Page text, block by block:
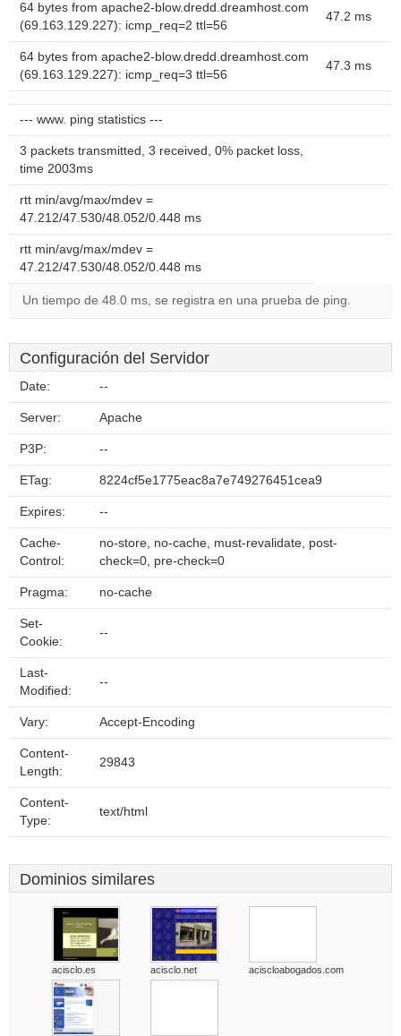
64 bytes from apache2-blow.dredd.dreamhost.com
(69.163.129.227): icmp_req=2 ttl=56
47.2 ms
64 bytes from apache2-blow.dredd.dreamhost.com
(69.163.129.227): icmp_req=3 ttl=56
47.3 ms
--- www. ping statistics ---
3 packets transmitted, 3 received, 0% packet loss,
time 2003ms
rtt min/avg/max/mdev =
47.212/47.530/48.052/0.448 ms
rtt min/avg/max/mdev =
47.212/47.530/48.052/0.448 ms
Un tiempo de 48.0 ms, se registra en una prueba de ping.
Configuración del Servidor
Date: --
Server: Apache
P3P: --
ETag: 8224cf5e1775eac8a7e749276451cea9
Expires: --
Cache-
Control:
no-store, no-cache, must-revalidate, post-
check=0, pre-check=0
Pragma: no-cache
Set-
Cookie:
--
Last-
Modified:
--
Vary: Accept-Encoding
Content-
Length:
29843
Content-
Type:
text/html
Dominios similares
acisclo.es acisclo.net aciscloabogados.com